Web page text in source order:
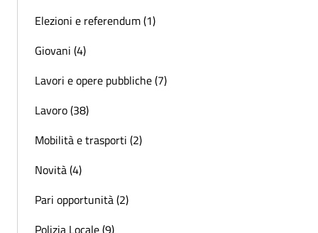
Elezioni e referendum (1)
Giovani (4)
Lavori e opere pubbliche (7)
Lavoro (38)
Mobilità e trasporti (2)
Novità (4)
Pari opportunità (2)
Polizia Locale (9)